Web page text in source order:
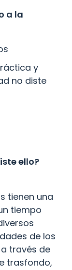
a la
y
no diste
ello?
tienen una
tiempo
de los
través de
trasfondo,